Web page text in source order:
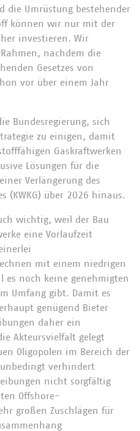
die Umrüstung bestehender
können wir nur mit der
investieren. Wir
nachdem die
Gesetzes von
vor über einem Jahr
Bundesregierung, sich
zu einigen, damit
Gaskraftwerken
Lösungen für die
Verlängerung des
(KWKG) über 2026 hinaus.
wichtig, weil der Bau
eine Vorlaufzeit
mit einem niedrigen
es noch keine genehmigten
Umfang gibt. Damit es
genügend Bieter
daher ein
Akteursvielfalt gelegt
Oligopolen im Bereich der
verhindert
nicht sorgfältig
Offshore-
großen Zuschlägen für